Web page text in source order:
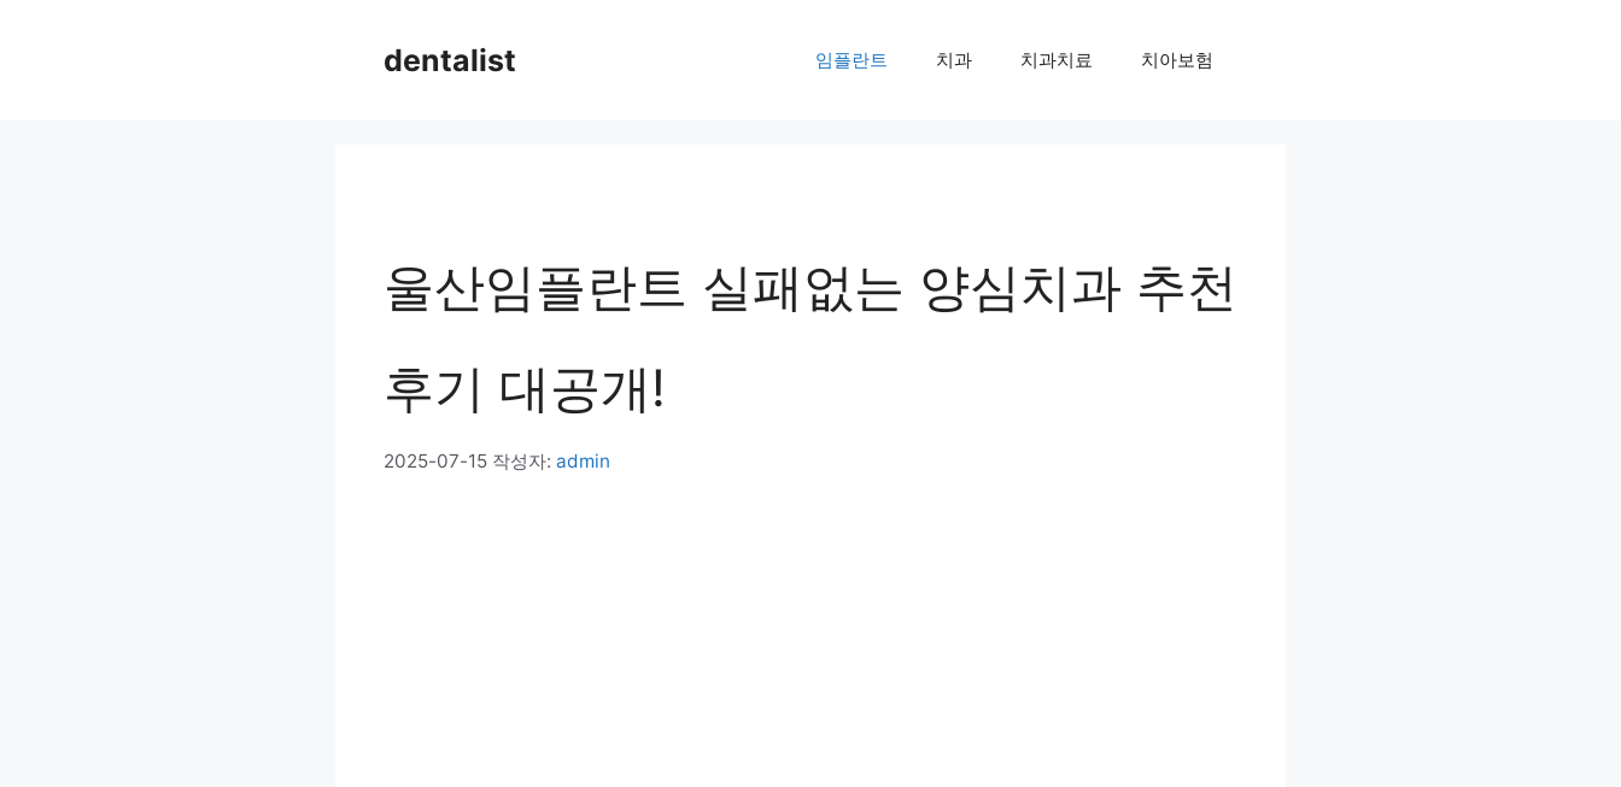
dentalist 임플란트 치과 치과치료 치아보험
울산임플란트 실패없는 양심치과 추천
후기 대공개!
2025-07-15 작성자: admin